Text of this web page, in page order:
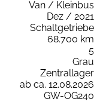
Van / Kleinbus
Dez / 2021
Schaltgetriebe
68.700 km
5
Grau
Zentrallager
ab ca. 12.08.2026
GW-OG240